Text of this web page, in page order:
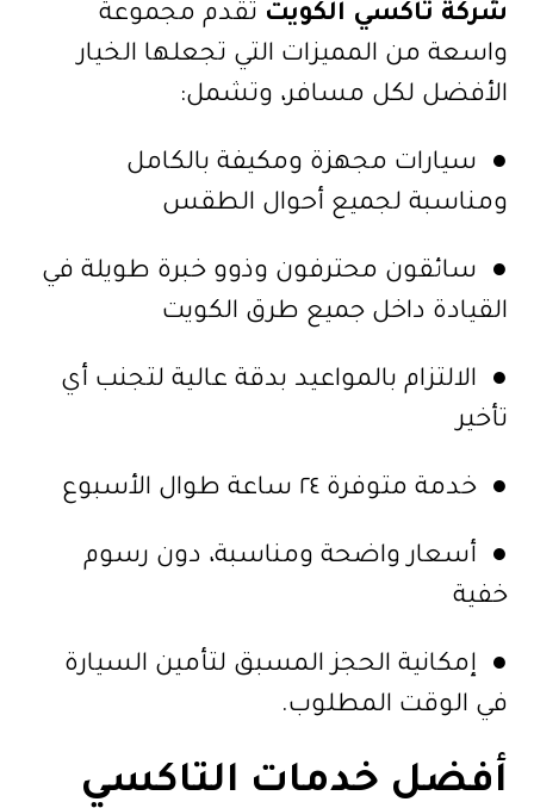
شركة تاكسي الكويت تقدم مجموعة
واسعة من المميزات التي تجعلها الخيار
الأفضل لكل مسافر، وتشمل:
● سيارات مجهزة ومكيفة بالكامل
ومناسبة لجميع أحوال الطقس
● سائقون محترفون وذوو خبرة طويلة في
القيادة داخل جميع طرق الكويت
● الالتزام بالمواعيد بدقة عالية لتجنب أي
تأخير
● خدمة متوفرة ٢٤ ساعة طوال الأسبوع
● أسعار واضحة ومناسبة، دون رسوم
خفية
● إمكانية الحجز المسبق لتأمين السيارة
في الوقت المطلوب.
أفضل خدمات التاكسي